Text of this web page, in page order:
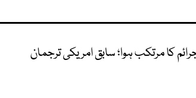
کا مرتکب ہوا؛ سابق امریکی ترجمان